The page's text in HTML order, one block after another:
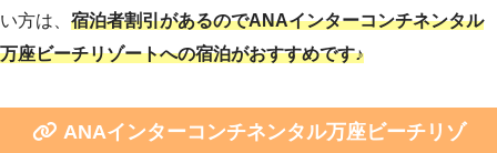
い方は、 宿泊者割引があるのでANAインターコンチネンタル
万座ビーチリゾートへの宿泊がおすすめです♪
ANAインターコンチネンタル万座ビーチリゾ